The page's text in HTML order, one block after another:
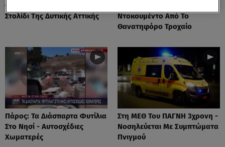
Φωτιές: Στάχτη Το Πράσινο
Στολίδι Της Δυτικής Αττικής
Ντοκουμέντο Από Το
Θανατηφόρο Τροχαίο
Πάρος: Τα Διάσπαρτα Φυτίλια
Στο Νησί - Αυτοσχέδιες
Χωματερές
Στη ΜΕΘ Του ΠΑΓΝΗ 3χρονη -
Νοσηλεύεται Με Συμπτώματα
Πνιγμού